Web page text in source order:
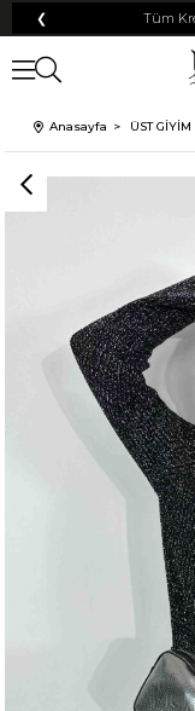
❮ Tüm
Anasayfa ÜST GİYİM
Mayıs Sürprizi!
Çarkı çevir ve fırsatı yakala !
Tanıtım, pazarlama,
gönderilmesine izin
okudum onay
Paylaştığım bilgilerin
WhatsApp